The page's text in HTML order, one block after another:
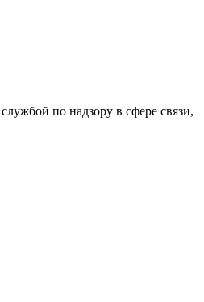
по надзору в сфере связи,